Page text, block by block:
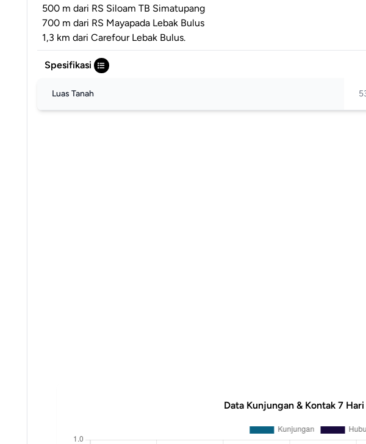
500 m dari RS Siloam TB Simatupang
700 m dari RS Mayapada Lebak Bulus
1,3 km dari Carefour Lebak Bulus.
Spesifikasi
Luas Tanah
Data Kunjungan & Kontak 7